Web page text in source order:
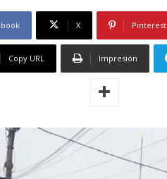
X Pinterest
Copy URL Impresión